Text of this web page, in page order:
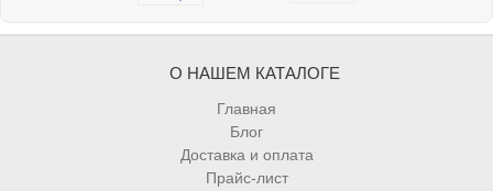
О НАШЕМ КАТАЛОГЕ
Главная
Блог
Доставка и оплата
Прайс-лист